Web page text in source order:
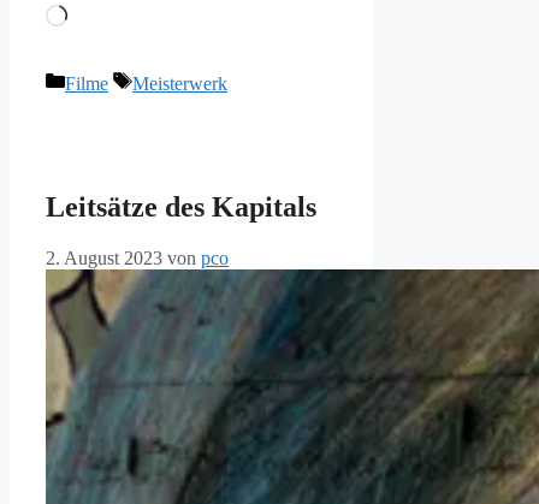
Wird
Kategorien
Filme Schlagwörter
Meisterwerk
Leitsätze des Kapitals
2. August 2023 von pco